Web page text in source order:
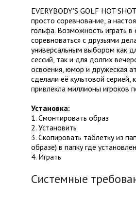
EVERYBODY'S GOLF HOT
просто соревнование, а
гольфа. Возможность играть в
соревноваться с друзьями
универсальным выбором как
сессий, так и для долгих
освоения, юмор и дружеская
сделали её культовой серией,
привлекла миллионы игроков
Установка:
1. Смонтировать образ
2. Установить
3. Скопировать таблетку из
образе) в папку где
4. Играть
Системные